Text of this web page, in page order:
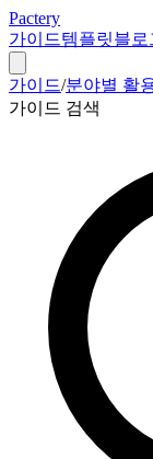
Pactery
가이드템플릿블로
가이드/분야별 활
가이드 검색